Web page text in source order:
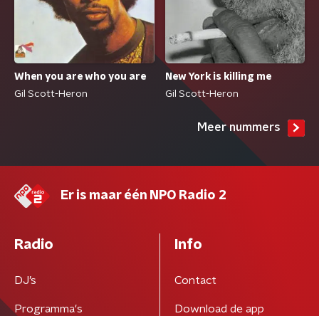
When you are who you are
Gil Scott-Heron
New York is killing me
Gil Scott-Heron
Meer nummers
Er is maar één NPO Radio 2
Radio
DJ’s
Programma's
Info
Contact
Download de app